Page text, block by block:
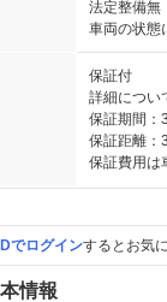
法定整備無
車両の状態
保証付
詳細につい
保証期間：
保証距離：
保証費用は
でログインするとお気
情報